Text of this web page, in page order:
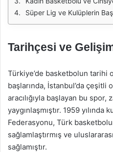
Süper Lig ve Kulüplerin
Tarihçesi ve
Türkiye’de basketbolun tarihi
başlarında, İstanbul’da
aracılığıyla başlayan bu
yaygınlaşmıştır. 1959
Federasyonu, Türk
sağlamlaştırmış ve
sağlamıştır.